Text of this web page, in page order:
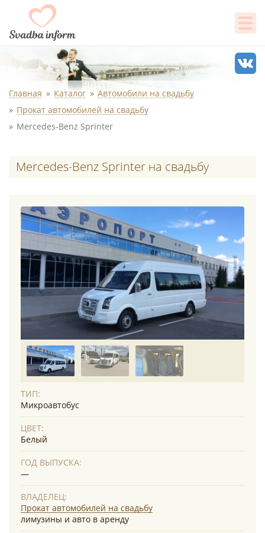
Главная Каталог
Автомобили на свадьбу
Прокат автомобилей на свадьбу
Mercedes-Benz Sprinter
Mercedes-Benz Sprinter на свадьбу
ТИП:
Микроавтобус
ЦВЕТ:
Белый
ГОД ВЫПУСКА:
—
ВЛАДЕЛЕЦ:
Прокат автомобилей на свадьбу
лимузины и авто в аренду